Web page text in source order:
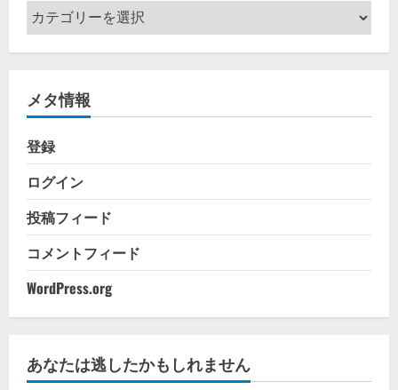
カ
テ
ゴ
ー
メタ情報
登録
ログイン
投稿フィード
コメントフィード
WordPress.org
あなたは逃したかもしれません